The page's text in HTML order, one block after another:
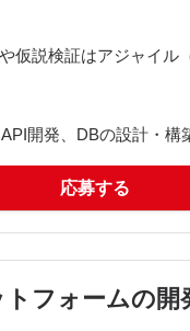
説検証はアジャイル
開発、DBの設計・構
化
応募する
フォームの開